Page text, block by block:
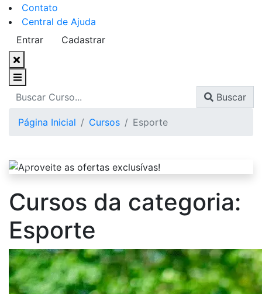
Contato
Central de Ajuda
Entrar
Cadastrar
Buscar
Página Inicial Cursos Esporte
Cursos da categoria:
Esporte